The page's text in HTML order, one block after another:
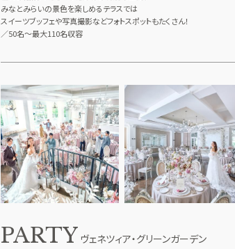
みなとみらいの景色を楽しめるテラスでは
スイーツブッフェや写真撮影などフォトスポットもたくさん！
／50名～最大110名収容
PARTY ヴェネツィア・グリーンガーデン